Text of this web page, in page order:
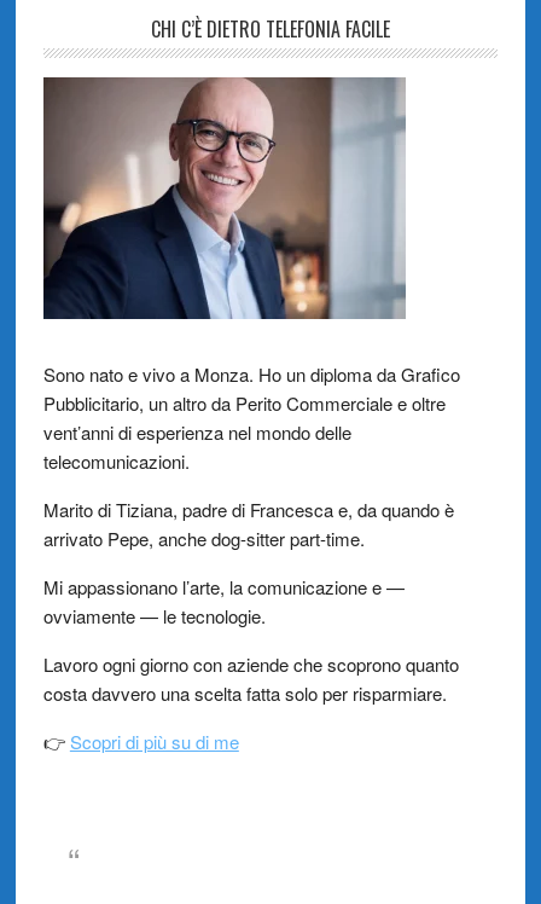
CHI C’È DIETRO TELEFONIA FACILE
Sono nato e vivo a Monza. Ho un diploma da Grafico
Pubblicitario, un altro da Perito Commerciale e oltre
vent’anni di esperienza nel mondo delle
telecomunicazioni.
Marito di Tiziana, padre di Francesca e, da quando è
arrivato Pepe, anche dog-sitter part-time.
Mi appassionano l’arte, la comunicazione e —
ovviamente — le tecnologie.
Lavoro ogni giorno con aziende che scoprono quanto
costa davvero una scelta fatta solo per risparmiare.
👉Scopri di più su di me